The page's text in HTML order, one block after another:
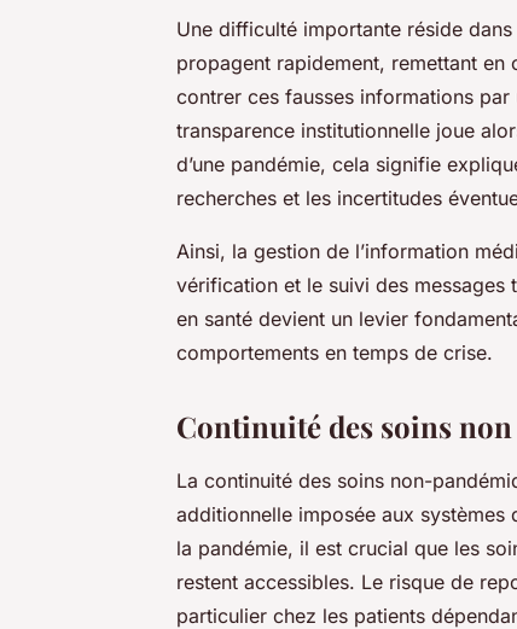
Une difficulté importante réside
propagent rapidement, remettant
contrer ces fausses informations
transparence institutionnelle joue
d’une pandémie, cela signifie
recherches et les incertitudes
Ainsi, la gestion de l’information
vérification et le suivi des messages
en santé devient un levier
comportements en temps de crise.
Continuité des soins
La continuité des soins non-
additionnelle imposée aux
la pandémie, il est crucial que les
restent accessibles. Le risque de
particulier chez les patients